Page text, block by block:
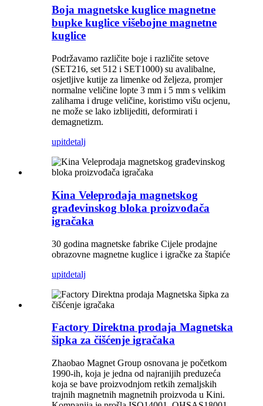
Boja magnetske kuglice magnetne
bupke kuglice višebojne magnetne
kuglice
Podržavamo različite boje i različite setove
(SET216, set 512 i SET1000) su avalibalne,
osjetljive kutije za limenke od željeza, promjer
normalne veličine lopte 3 mm i 5 mm s velikim
zalihama i druge veličine, koristimo višu ocjenu,
ne može se lako izblijediti, deformirati i
demagnetizm.
upitdetalj
Kina Veleprodaja magnetskog
građevinskog bloka proizvođača
igračaka
30 godina magnetske fabrike Cijele prodajne
obrazovne magnetne kuglice i igračke za štapiće
upitdetalj
Factory Direktna prodaja Magnetska
šipka za čišćenje igračaka
Zhaobao Magnet Group osnovana je početkom
1990-ih, koja je jedna od najranijih preduzeća
koja se bave proizvodnjom retkih zemaljskih
trajnih magnetnih magnetnih proizvoda u Kini.